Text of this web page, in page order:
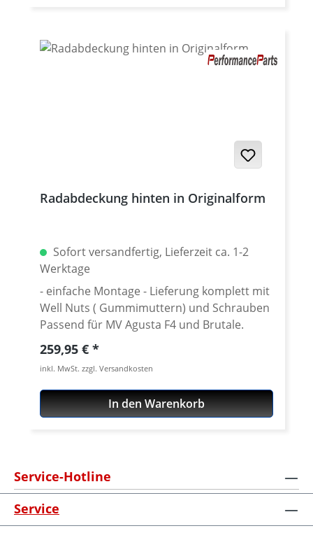
Radabdeckung hinten in Originalform
Sofort versandfertig, Lieferzeit ca. 1-2
Werktage
- einfache Montage - Lieferung komplett mit
Well Nuts ( Gummimuttern) und Schrauben
Passend für MV Agusta F4 und Brutale.
Regulärer Preis:
259,95 €
inkl. MwSt. zzgl. Versandkosten
In den Warenkorb
Service-Hotline
Service